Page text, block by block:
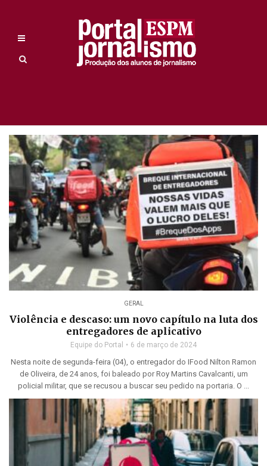
GERAL
Violência e descaso: um novo capítulo na luta dos
entregadores de aplicativo
Equipe do Portal 6 de março de 2024
Nesta noite de segunda-feira (04), o entregador do IFood Nilton Ramon
de Oliveira, de 24 anos, foi baleado por Roy Martins Cavalcanti, um
policial militar, que se recusou a buscar seu pedido na portaria. O ...